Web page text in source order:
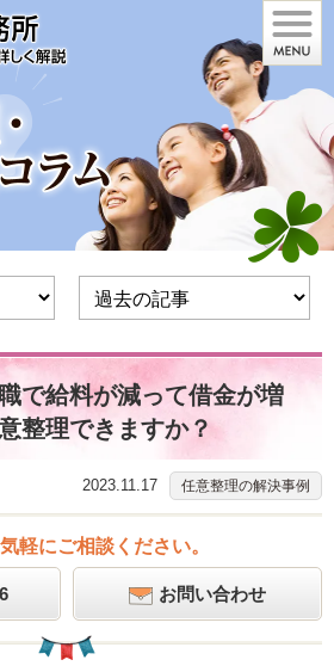
で給料が減って借金が増
整理できますか？
2023.11.17 任意整理の解決事例
軽にご相談ください。
お問い合わせ